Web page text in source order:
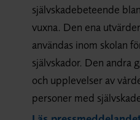
självskadebeteende
vuxna. Den ena
användas inom skolan
självskador. Den andra
och upplevelser av
personer med